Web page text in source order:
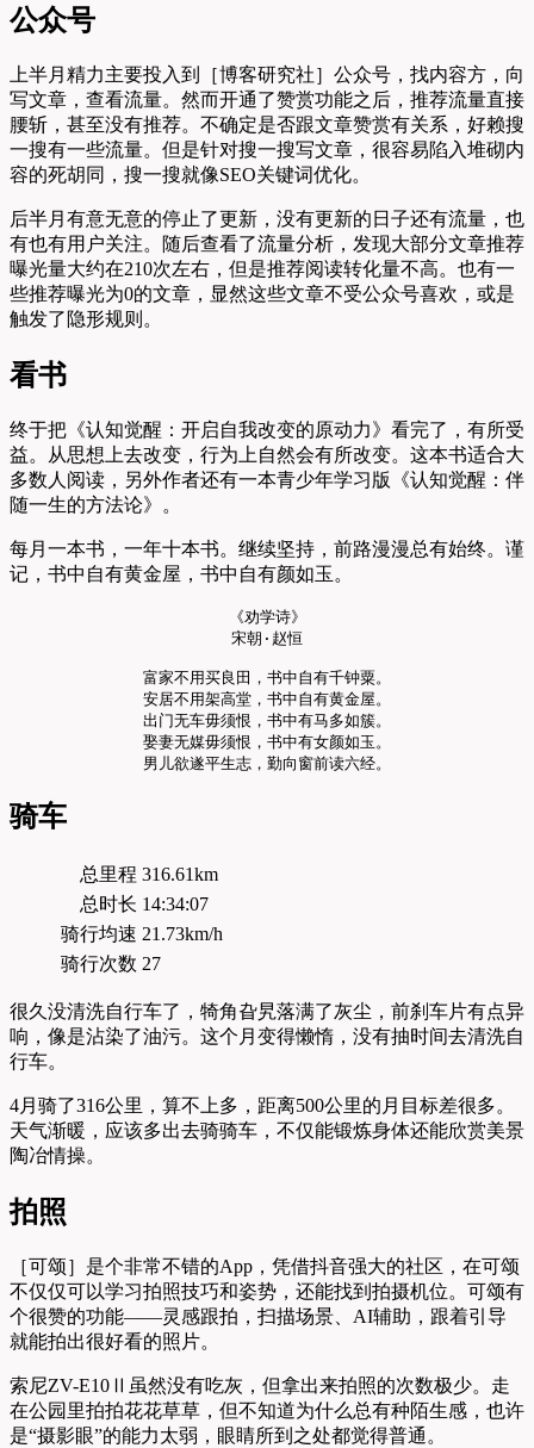
公众号
上半月精力主要投入到［博客研究社］公众号，找内容方，向
写文章，查看流量。然而开通了赞赏功能之后，推荐流量直接
腰斩，甚至没有推荐。不确定是否跟文章赞赏有关系，好赖搜
一搜有一些流量。但是针对搜一搜写文章，很容易陷入堆砌内
容的死胡同，搜一搜就像SEO关键词优化。
后半月有意无意的停止了更新，没有更新的日子还有流量，也
有也有用户关注。随后查看了流量分析，发现大部分文章推荐
曝光量大约在210次左右，但是推荐阅读转化量不高。也有一
些推荐曝光为0的文章，显然这些文章不受公众号喜欢，或是
触发了隐形规则。
看书
终于把《认知觉醒：开启自我改变的原动力》看完了，有所受
益。从思想上去改变，行为上自然会有所改变。这本书适合大
多数人阅读，另外作者还有一本青少年学习版《认知觉醒：伴
随一生的方法论》。
每月一本书，一年十本书。继续坚持，前路漫漫总有始终。谨
记，书中自有黄金屋，书中自有颜如玉。
《劝学诗》
宋朝·赵恒
富家不用买良田，书中自有千钟粟。
安居不用架高堂，书中自有黄金屋。
出门无车毋须恨，书中有马多如簇。
娶妻无媒毋须恨，书中有女颜如玉。
男儿欲遂平生志，勤向窗前读六经。
骑车
总里程 316.61km
总时长 14:34:07
骑行均速 21.73km/h
骑行次数 27
很久没清洗自行车了，犄角旮旯落满了灰尘，前刹车片有点异
响，像是沾染了油污。这个月变得懒惰，没有抽时间去清洗自
行车。
4月骑了316公里，算不上多，距离500公里的月目标差很多。
天气渐暖，应该多出去骑骑车，不仅能锻炼身体还能欣赏美景
陶冶情操。
拍照
［可颂］是个非常不错的App，凭借抖音强大的社区，在可颂
不仅仅可以学习拍照技巧和姿势，还能找到拍摄机位。可颂有
个很赞的功能——灵感跟拍，扫描场景、AI辅助，跟着引导
就能拍出很好看的照片。
索尼ZV-E10Ⅱ虽然没有吃灰，但拿出来拍照的次数极少。走
在公园里拍拍花花草草，但不知道为什么总有种陌生感，也许
是“摄影眼”的能力太弱，眼睛所到之处都觉得普通。